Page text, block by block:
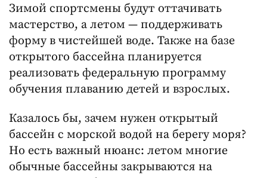
Зимой спортсмены будут оттачивать
мастерство, а летом — поддерживать
форму в чистейшей воде. Также на базе
открытого бассейна планируется
реализовать федеральную программу
обучения плаванию детей и взрослых.
Казалось бы, зачем нужен открытый
бассейн с морской водой на берегу моря?
Но есть важный нюанс: летом многие
обычные бассейны закрываются на